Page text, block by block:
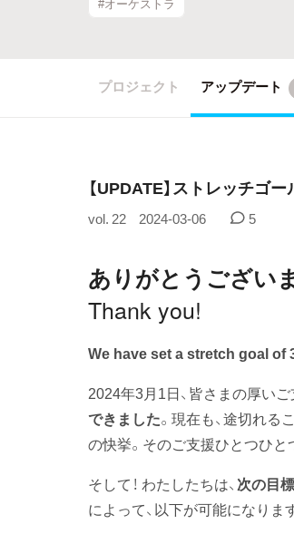
プロジェクト アップデート
【UPDATE】ストレッチゴ
vol. 22 2024-03-06 5
ありがとうござい
Thank you!
We have set a stretch goal
2024年3月1日、皆さまの厚い
できました。現在も、途切れ
の快挙。そのご支援ひとつひと
そして！ わたしたちは、 次の目
によって、以下が可能になりま